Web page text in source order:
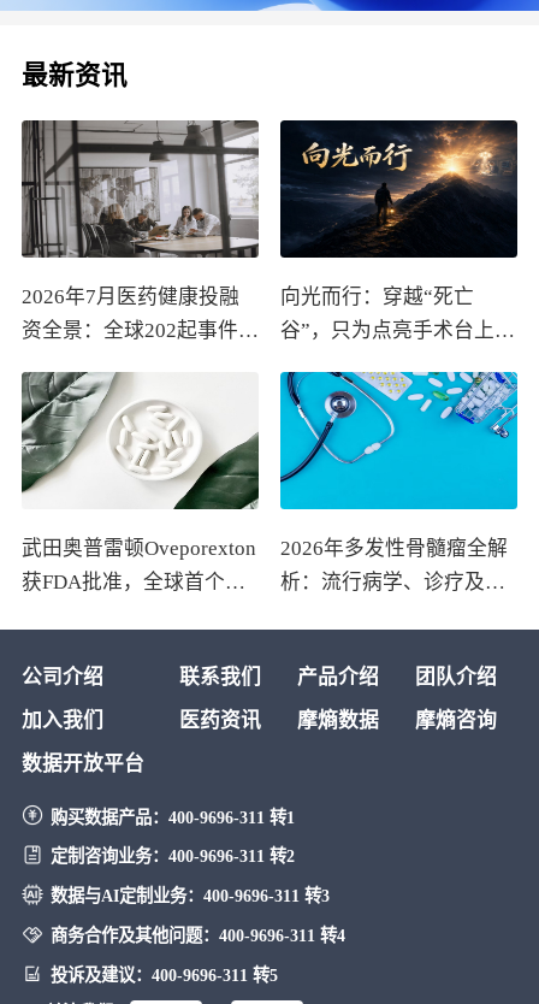
最新资讯
2026年7月医药健康投融
资全景：全球202起事件、
药研发双赛道吸金564亿
向光而行：穿越“死亡
谷”，只为点亮手术台上的
武田奥普雷顿Oveporexton
获FDA批准，全球首个靶
2026年多发性骨髓瘤全解
析：流行病学、诊疗及医
公司介绍 联系我们 产品介绍
团队介绍
加入我们
医药资讯 摩熵数据
摩熵咨询
数据开放平台
购买数据产品： 400-9696-311 转1
定制咨询业务： 400-9696-311 转2
数据与AI定制业务： 400-9696-311 转3
商务合作及其他问题： 400-9696-311 转4
投诉及建议： 400-9696-311 转5